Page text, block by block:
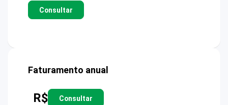
Consultar
Faturamento anual
R$ Consultar